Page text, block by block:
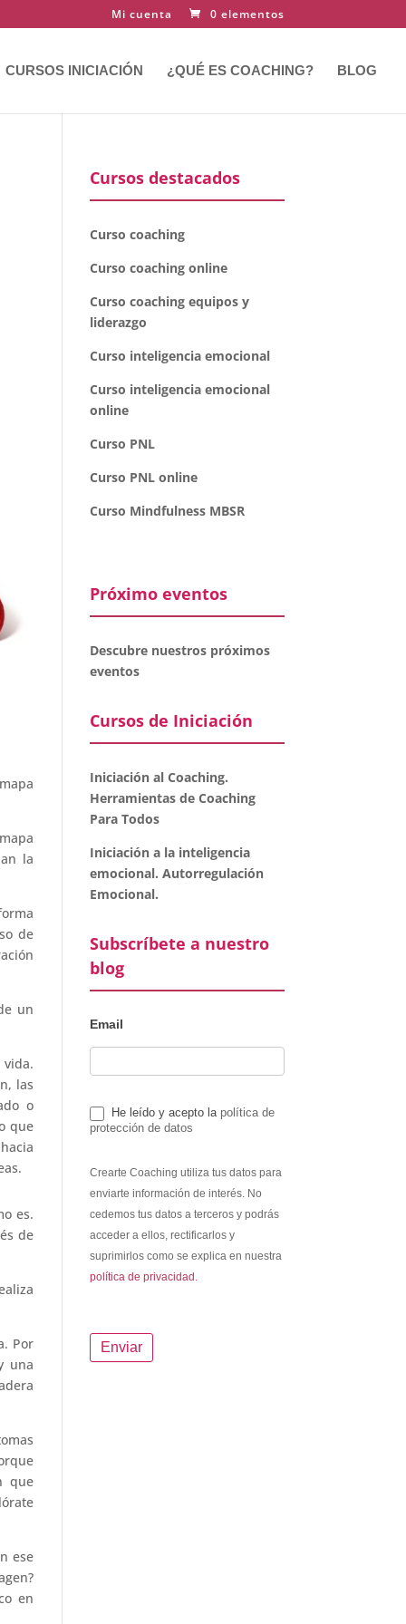
Mi cuenta 0 elementos
CURSOS INICIACIÓN ¿QUÉ ES COACHING? BLOG
la
de
un
las
o
que
es.
de
Por
una
que
ese
en
Cursos destacados
Curso coaching
Curso coaching online
Curso coaching equipos y
liderazgo
Curso inteligencia emocional
Curso inteligencia emocional
online
Curso PNL
Curso PNL online
Curso Mindfulness MBSR
Próximo eventos
Descubre nuestros próximos
eventos
Cursos de Iniciación
Iniciación al Coaching.
Herramientas de Coaching
Para Todos
Iniciación a la inteligencia
emocional. Autorregulación
Emocional.
Subscríbete a nuestro
blog
Email
He leído y acepto la política de
protección de datos
Crearte Coaching utiliza tus datos para
enviarte información de interés. No
cedemos tus datos a terceros y podrás
acceder a ellos, rectificarlos y
suprimirlos como se explica en nuestra
política de privacidad.